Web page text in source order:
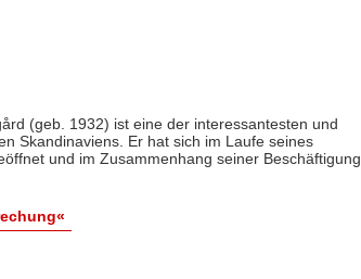
(geb. 1932) ist eine der interessantesten und
Skandinaviens. Er hat sich im Laufe seines
und im Zusammenhang seiner Beschäftigung